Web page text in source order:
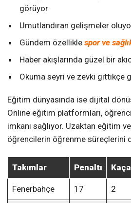
görüyor
Umutlandıran gelişmeler
Gündem özellikle spor ve
Haber akışlarında güzel bir
Okuma seyri ve zevki gittikçe
Eğitim dünyasında ise dijital
Online eğitim platformları,
imkanı sağlıyor. Uzaktan eğitim
öğrencilerin öğrenme süreçlerini
Takımlar Penaltı
Fenerbahçe 17 2